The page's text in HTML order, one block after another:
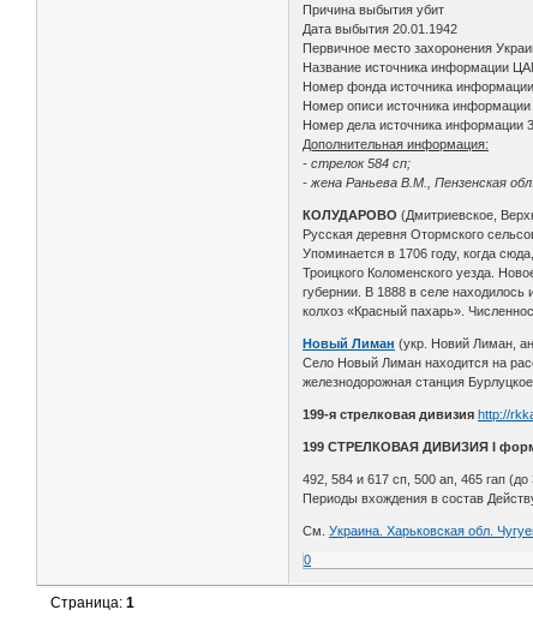
Причина выбытия убит
Дата выбытия 20.01.1942
Первичное место захоронения
Название источника информации
Номер фонда источника
Номер описи источника информации
Номер дела источника информации
Дополнительная информация:
- стрелок 584 сп;
- жена Раньева В.М., Пензенская
КОЛУДАРОВО (Дмитриевское,
Русская деревня Отормского
Упоминается в 1706 году, когда
Троицкого Коломенского уезда.
губернии. В 1888 в селе находилось
колхоз «Красный пахарь».
Новый Лиман (укр. Новий Лиман,
Село Новый Лиман находится на
железнодорожная станция Бурлуцкое.
199-я стрелковая дивизия http://
199 СТРЕЛКОВАЯ ДИВИЗИЯ I
492, 584 и 617 сп, 500 ап, 465 гап
Периоды вхождения в состав
См.Украина. Харьковская обл.
0
Страница:1